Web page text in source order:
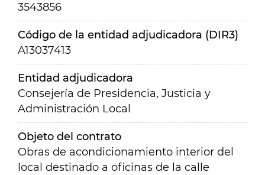
3543856
Código de la entidad adjudicadora (DIR3)
A13037413
Entidad adjudicadora
Consejería de Presidencia, Justicia y
Administración Local
Objeto del contrato
Obras de acondicionamiento interior del
local destinado a oficinas de la calle